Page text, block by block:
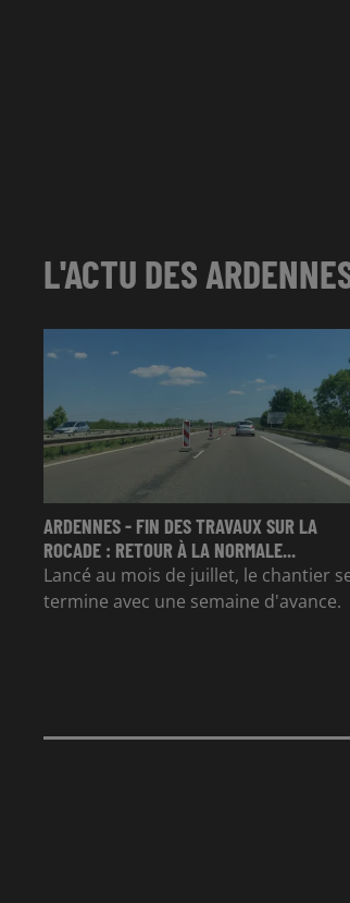
L'ACTU DES
ARDENNES - FIN DES TRAVAUX SUR LA
ROCADE : RETOUR À LA NORMALE...
Lancé au mois de juillet, le chantier
termine avec une semaine d'avance.